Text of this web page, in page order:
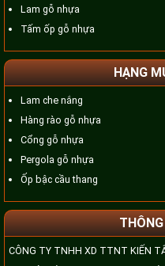
Lam gỗ nhựa
Tấm ốp gỗ nhựa
HẠNG
Lam che nắng
Hàng rào gỗ nhựa
Cổng gỗ nhựa
Pergola gỗ nhựa
Ốp bậc cầu thang
CÔNG TY TNHH XD TTNT KIẾN